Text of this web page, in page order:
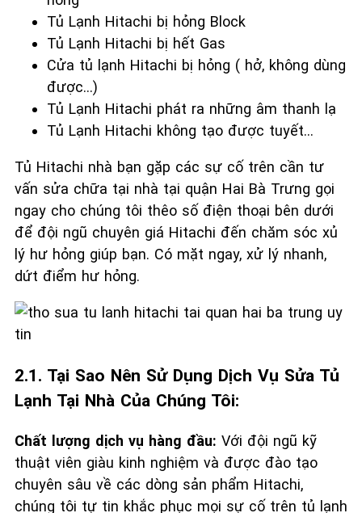
Tủ Lạnh Hitachi bị hỏng Block
Tủ Lạnh Hitachi bị hết Gas
Cửa tủ lạnh Hitachi bị hỏng ( hở, không dùng
được…)
Tủ Lạnh Hitachi phát ra những âm thanh lạ
Tủ Lạnh Hitachi không tạo được tuyết…
Tủ Hitachi nhà bạn gặp các sự cố trên cần tư
vấn sửa chữa tại nhà tại quận Hai Bà Trưng gọi
ngay cho chúng tôi thêo số điện thoại bên dưới
để đội ngũ chuyên giá Hitachi đến chăm sóc xủ
lý hư hỏng giúp bạn. Có mặt ngay, xử lý nhanh,
dứt điểm hư hỏng.
2.1. Tại Sao Nên Sử Dụng Dịch Vụ Sửa Tủ
Lạnh Tại Nhà Của Chúng Tôi:
Chất lượng dịch vụ hàng đầu: Với đội ngũ kỹ
thuật viên giàu kinh nghiệm và được đào tạo
chuyên sâu về các dòng sản phẩm Hitachi,
chúng tôi tự tin khắc phục mọi sự cố trên tủ lạnh